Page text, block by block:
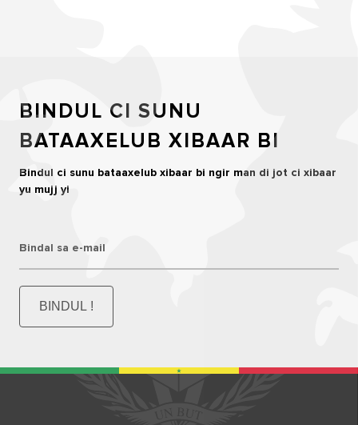
BINDUL CI SUNU
BATAAXELUB XIBAAR BI
Bindul ci sunu bataaxelub xibaar bi ngir man di jot ci xibaar
yu mujj yi
Bindal sa e-mail
BINDUL !